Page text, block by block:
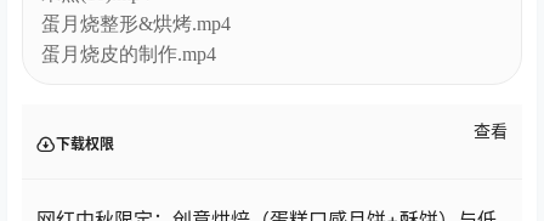
蛋月烧皮的制作.mp4
甜养生糕饮套餐（祛湿药膳/商用凉菜/可量产快递）